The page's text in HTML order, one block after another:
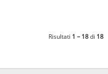
Risultati 1 – 18di 18